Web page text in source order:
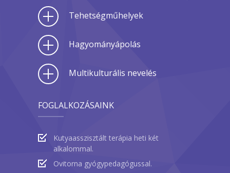
Tehetségműhelyek
Hagyományápolás
Multikulturális nevelés
FOGLALKOZÁSAINK
Kutyaasszisztált terápia heti két
alkalommal.
Ovitorna gyógypedagógussal.